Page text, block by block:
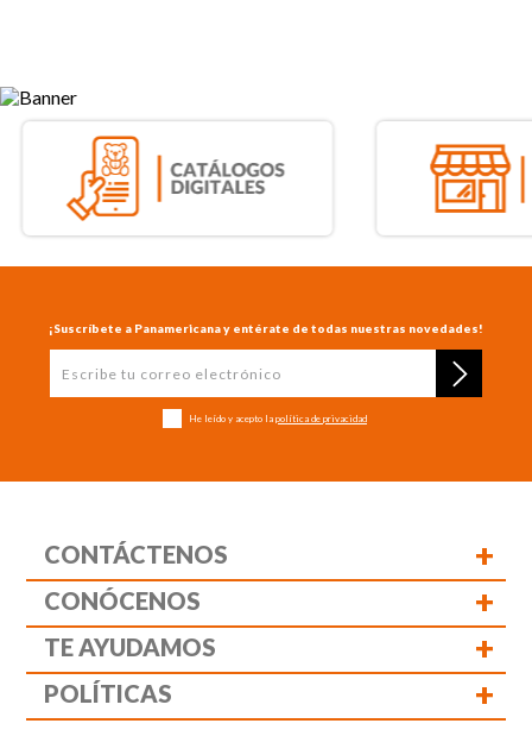
¡Suscríbete a Panamericana y entérate de todas nuestras novedades!
He leído y acepto la política de privacidad
CONTÁCTENOS +
CONÓCENOS +
TE AYUDAMOS +
POLÍTICAS +